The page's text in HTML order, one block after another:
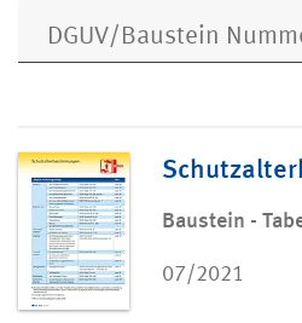
DGUV/Baustein
Baustein -
07/2021